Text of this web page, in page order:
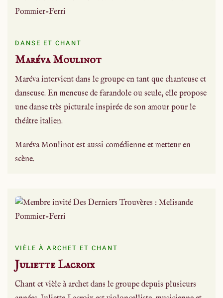
DANSE ET CHANT
Maréva Moulinot
Maréva intervient dans le groupe en tant que chanteuse et
danseuse. En meneuse de farandole ou seule, elle propose
une danse très picturale inspirée de son amour pour le
théâtre italien.
Maréva Moulinot est aussi comédienne et metteur en
scène.
VIÈLE À ARCHET ET CHANT
Juliette Lacroix
Chant et vièle à archet dans le groupe depuis plusieurs